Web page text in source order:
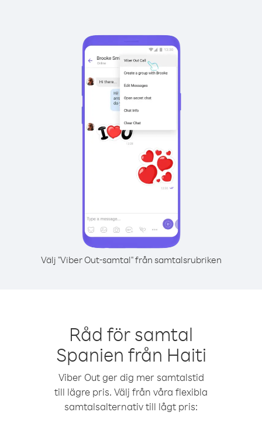
Välj "Viber Out-samtal" från samtalsrubriken
Råd för samtal
Spanien från Haiti
Viber Out ger dig mer samtalstid
till lägre pris. Välj från våra flexibla
samtalsalternativ till lågt pris: